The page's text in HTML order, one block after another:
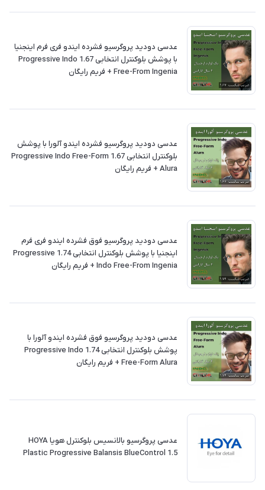
عدسی دودید پروگرسیو فشرده ایندو فری فرم اینجنیا
با پوشش بلوکنترل انتخابی 1.67 Progressive Indo
Free-From Ingenia + فريم رايگان
عدسی دودید پروگرسیو فشرده ایندو آلورا با پوشش
بلوکنترل انتخابی 1.67 Progressive Indo Free-Form
Alura + فريم رايگان
عدسی دودید پروگرسیو فوق فشرده ایندو فری فرم
اینجنیا با پوشش بلوکنترل انتخابی 1.74 Progressive
Indo Free-From Ingenia + فريم رايگان
عدسی دودید پروگرسیو فوق فشرده ایندو آلورا با
پوشش بلوکنترل انتخابی 1.74 Progressive Indo
Free-Form Alura + فريم رايگان
عدسی پروگرسیو بالانسیس بلوکنترل هویا HOYA
Plastic Progressive Balansis BlueControl 1.5